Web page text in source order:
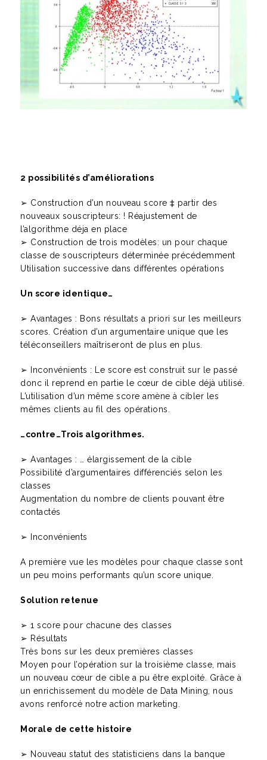
2 possibilités d’améliorations
➢ Construction d’un nouveau score ‡ partir des
nouveaux souscripteurs: ! Réajustement de
l’algorithme déja en place
➢ Construction de trois modèles: un pour chaque
classe de souscripteurs déterminée précédemment
Utilisation successive dans différentes opérations
Un score identique…
➢ Avantages : Bons résultats a priori sur les meilleurs
scores. Création d’un argumentaire unique que les
téléconseillers maîtriseront de plus en plus.
➢ Inconvénients : Le score est construit sur le passé
donc il reprend en partie le cœur de cible déjà utilisé.
L’utilisation d’un même score amène à cibler les
mêmes clients au fil des opérations.
…contre…Trois algorithmes.
➢ Avantages : … élargissement de la cible
Possibilité d’argumentaires différenciés selon les
classes
Augmentation du nombre de clients pouvant être
contactés
➢ Inconvénients
A première vue les modèles pour chaque classe sont
un peu moins performants qu’un score unique.
Solution retenue
➢ 1 score pour chacune des classes
➢ Résultats
Très bons sur les deux premières classes
Moyen pour l’opération sur la troisième classe, mais
un nouveau cœur de cible a pu être exploité. Grâce à
un enrichissement du modèle de Data Mining, nous
avons renforcé notre action marketing.
Morale de cette histoire
➢ Nouveau statut des statisticiens dans la banque